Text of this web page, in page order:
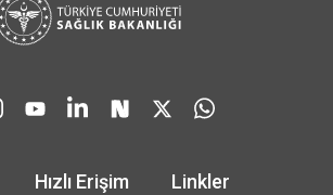
Hızlı Erişim Linkler